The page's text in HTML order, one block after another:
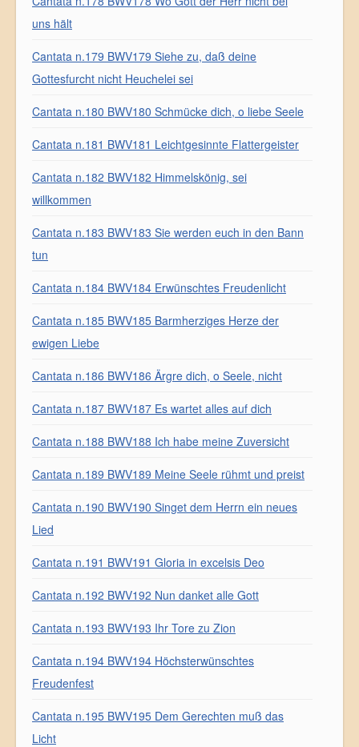
uns hält
Cantata n.179 BWV179 Siehe zu, daß deine
Gottesfurcht nicht Heuchelei sei
Cantata n.180 BWV180 Schmücke dich, o liebe Seele
Cantata n.181 BWV181 Leichtgesinnte Flattergeister
Cantata n.182 BWV182 Himmelskönig, sei
willkommen
Cantata n.183 BWV183 Sie werden euch in den Bann
tun
Cantata n.184 BWV184 Erwünschtes Freudenlicht
Cantata n.185 BWV185 Barmherziges Herze der
ewigen Liebe
Cantata n.186 BWV186 Ärgre dich, o Seele, nicht
Cantata n.187 BWV187 Es wartet alles auf dich
Cantata n.188 BWV188 Ich habe meine Zuversicht
Cantata n.189 BWV189 Meine Seele rühmt und preist
Cantata n.190 BWV190 Singet dem Herrn ein neues
Lied
Cantata n.191 BWV191 Gloria in excelsis Deo
Cantata n.192 BWV192 Nun danket alle Gott
Cantata n.193 BWV193 Ihr Tore zu Zion
Cantata n.194 BWV194 Höchsterwünschtes
Freudenfest
Cantata n.195 BWV195 Dem Gerechten muß das
Licht